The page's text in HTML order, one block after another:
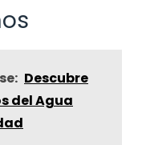
Descubre
del Agua